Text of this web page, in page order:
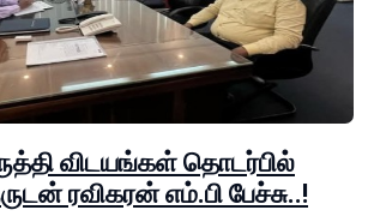
விடயங்கள் தொடர்பில்
ரவிகரன் எம்.பி பேச்சு..!